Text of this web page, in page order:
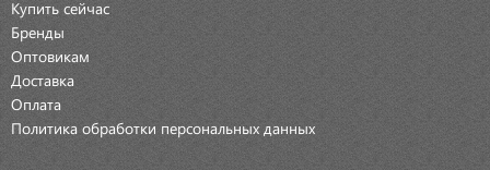
Купить сейчас
Бренды
Оптовикам
Доставка
Оплата
Политика обработки персональных данных